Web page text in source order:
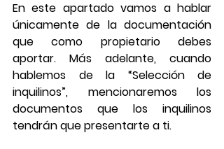
En este apartado vamos a hablar
únicamente de la documentación
que como propietario debes
aportar. Más adelante, cuando
hablemos de la “Selección de
inquilinos”, mencionaremos los
documentos que los inquilinos
tendrán que presentarte a ti.